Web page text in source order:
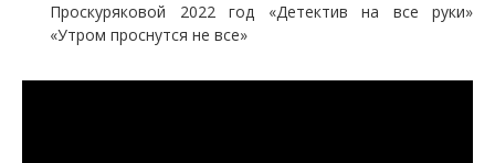
Проскуряковой 2022 год «Детектив на все руки»
«Утром проснутся не все»